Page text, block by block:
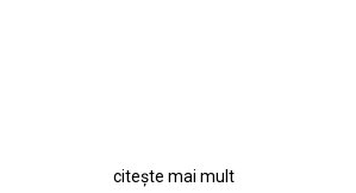
citește mai mult